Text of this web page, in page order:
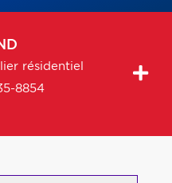
résidentiel
8854